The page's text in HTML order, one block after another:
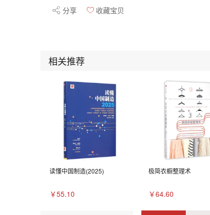
分享 收藏宝贝
相关推荐
读懂中国制造(2025)
￥55.10
极简衣橱整理术
￥64.60